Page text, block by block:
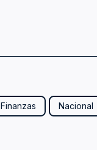
Finanzas Nacional